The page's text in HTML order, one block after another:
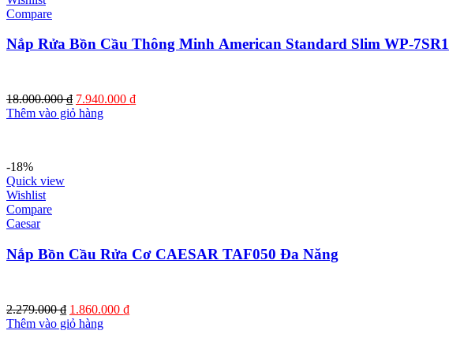
Compare
Nắp Rửa Bồn Cầu Thông Minh American Standard Slim WP-7SR1
18.000.000₫ Giá
gốc
7.940.000 ₫Giá
Thêm vào giỏ hàng
-18%
Quick view
Wishlist
Compare
Caesar
Nắp Bồn Cầu Rửa Cơ CAESAR TAF050 Đa Năng
2.279.000₫ Giá
gốc
1.860.000 ₫Giá
Thêm vào giỏ hàng